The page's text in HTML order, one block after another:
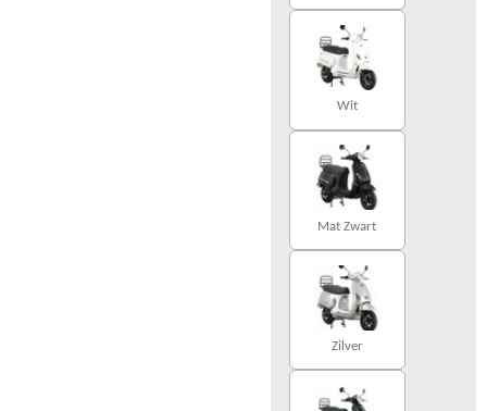
Wit
Mat Zwart
Zilver